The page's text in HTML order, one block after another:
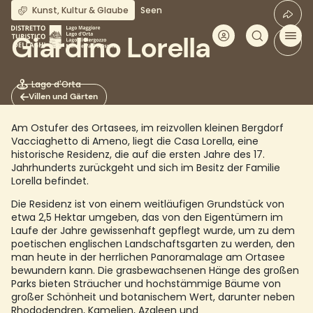
Direkt
zum
Inhalt
Villen und Gärten
Kunst, Kultur & Glaube Seen
Giardino Lorella
Lago d'Orta
Am Ostufer des Ortasees, im reizvollen kleinen Bergdorf
Vacciaghetto di Ameno, liegt die Casa Lorella, eine
historische Residenz, die auf die ersten Jahre des 17.
Jahrhunderts zurückgeht und sich im Besitz der Familie
Lorella befindet.
Die Residenz ist von einem weitläufigen Grundstück von
etwa 2,5 Hektar umgeben, das von den Eigentümern im
Laufe der Jahre gewissenhaft gepflegt wurde, um zu dem
poetischen englischen Landschaftsgarten zu werden, den
man heute in der herrlichen Panoramalage am Ortasee
bewundern kann. Die grasbewachsenen Hänge des großen
Parks bieten Sträucher und hochstämmige Bäume von
großer Schönheit und botanischem Wert, darunter neben
Rhododendren, Kamelien, Azaleen und